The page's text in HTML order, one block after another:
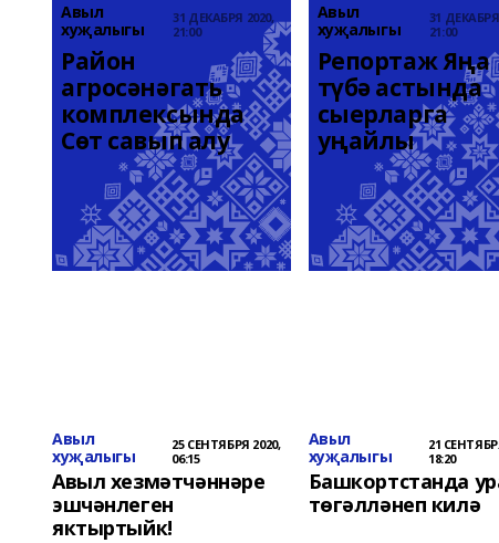
Авыл
хуҗалыгы
31 ДЕКАБРЯ 2020,
21:00
Район
агросәнәгать
комплексында
Сөт савып алу
Авыл
хуҗалыгы
31 ДЕКАБРЯ
21:00
Репортаж Яңа
түбә астында
сыерларга
уңайлы
Авыл
хуҗалыгы
25 СЕНТЯБРЯ 2020,
06:15
Авыл хезмәтчәннәре
эшчәнлеген
яктыртыйк!
Авыл
хуҗалыгы
21
18:20
Башкортстанда
төгәлләнеп килә